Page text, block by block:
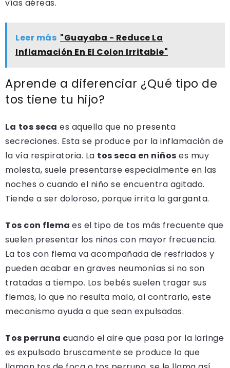
vías aéreas.
Leer más "Guayaba - Reduce La
Inflamación En El Colon Irritable"
Aprende a diferenciar ¿Qué tipo de
tos tiene tu hijo?
La tos seca es aquella que no presenta
secreciones. Esta se produce por la inflamación de
la vía respiratoria. La tos seca en niños es muy
molesta, suele presentarse especialmente en las
noches o cuando el niño se encuentra agitado.
Tiende a ser doloroso, porque irrita la garganta.
Tos con flema es el tipo de tos más frecuente que
suelen presentar los niños con mayor frecuencia.
La tos con flema va acompañada de resfriados y
pueden acabar en graves neumonías si no son
tratadas a tiempo. Los bebés suelen tragar sus
flemas, lo que no resulta malo, al contrario, este
mecanismo ayuda a que sean expulsadas.
Tos perruna cuando el aire que pasa por la laringe
es expulsado bruscamente se produce lo que